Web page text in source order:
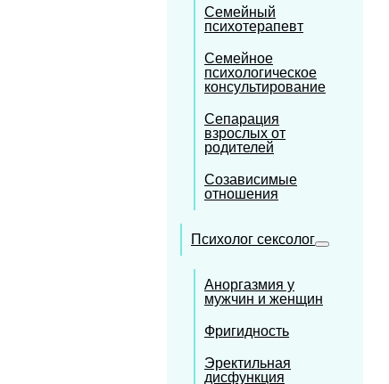
Семейный
психотерапевт
Семейное
психологическое
консультирование
Сепарация
взрослых от
родителей
Созависимые
отношения
Психолог сексолог
Аноргазмия у
мужчин и женщин
Фригидность
Эректильная
дисфункция